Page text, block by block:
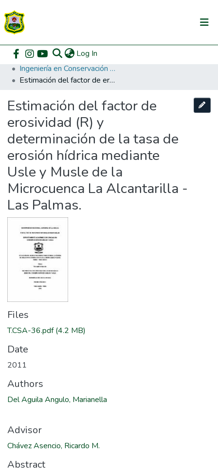
Log In
Communities & Collections
All of DSpace
Home Pregrado
Ingeniería en Conservación de Suelos y Agua
Estimación del factor de erosividad (R) y determinación de la tasa de erosión hídrica mediante Usle y Musle de la Microcuenca La Alcantarilla - Las Palmas.
Estimación del factor de
erosividad (R) y
determinación de la tasa de
erosión hídrica mediante
Usle y Musle de la
Microcuenca La Alcantarilla -
Las Palmas.
Files
T.CSA-36.pdf(4.2 MB)
Date
2011
Authors
Del Aguila Angulo, Marianella
Advisor
Chávez Asencio, Ricardo M.
Abstract